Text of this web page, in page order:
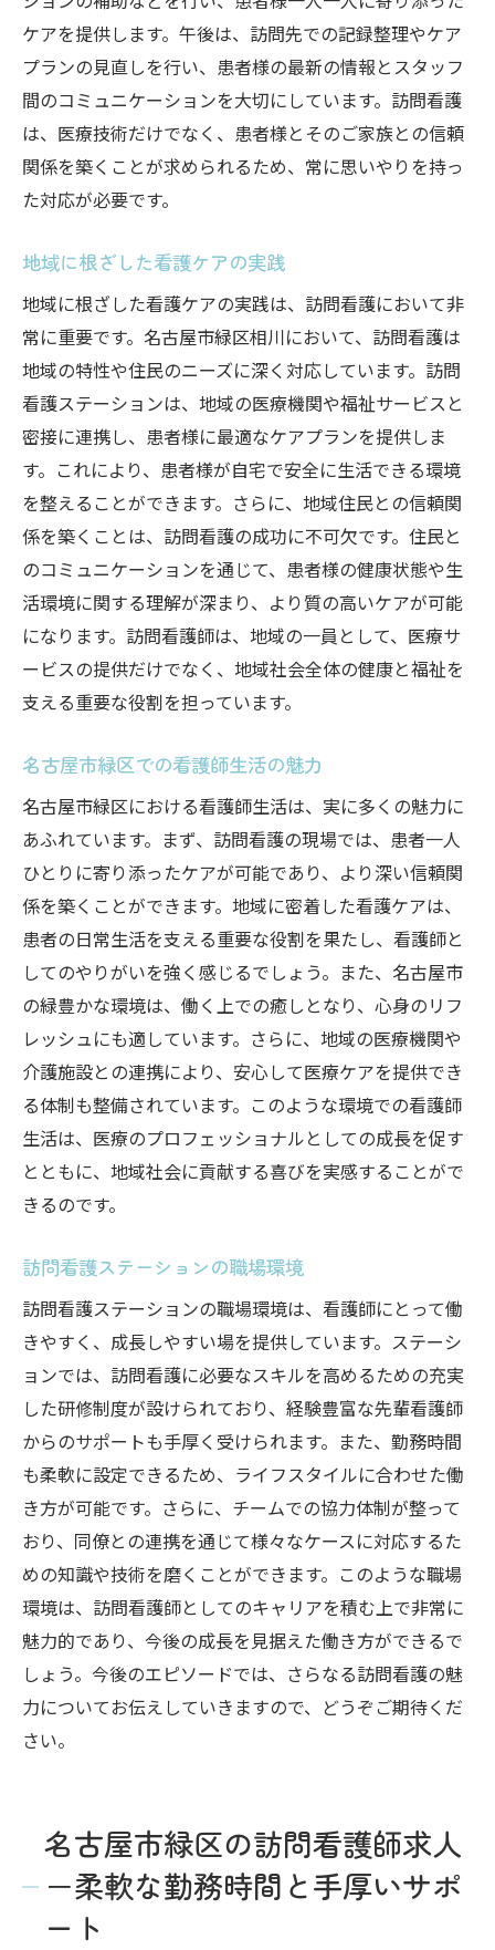
ケアを提供します。午後は、訪問先での記録整理やケア
プランの見直しを行い、患者様の最新の情報とスタッフ
間のコミュニケーションを大切にしています。訪問看護
は、医療技術だけでなく、患者様とそのご家族との信頼
関係を築くことが求められるため、常に思いやりを持っ
た対応が必要です。
地域に根ざした看護ケアの実践
地域に根ざした看護ケアの実践は、訪問看護において非
常に重要です。名古屋市緑区相川において、訪問看護は
地域の特性や住民のニーズに深く対応しています。訪問
看護ステーションは、地域の医療機関や福祉サービスと
密接に連携し、患者様に最適なケアプランを提供しま
す。これにより、患者様が自宅で安全に生活できる環境
を整えることができます。さらに、地域住民との信頼関
係を築くことは、訪問看護の成功に不可欠です。住民と
のコミュニケーションを通じて、患者様の健康状態や生
活環境に関する理解が深まり、より質の高いケアが可能
になります。訪問看護師は、地域の一員として、医療サ
ービスの提供だけでなく、地域社会全体の健康と福祉を
支える重要な役割を担っています。
名古屋市緑区での看護師生活の魅力
名古屋市緑区における看護師生活は、実に多くの魅力に
あふれています。まず、訪問看護の現場では、患者一人
ひとりに寄り添ったケアが可能であり、より深い信頼関
係を築くことができます。地域に密着した看護ケアは、
患者の日常生活を支える重要な役割を果たし、看護師と
してのやりがいを強く感じるでしょう。また、名古屋市
の緑豊かな環境は、働く上での癒しとなり、心身のリフ
レッシュにも適しています。さらに、地域の医療機関や
介護施設との連携により、安心して医療ケアを提供でき
る体制も整備されています。このような環境での看護師
生活は、医療のプロフェッショナルとしての成長を促す
とともに、地域社会に貢献する喜びを実感することがで
きるのです。
訪問看護ステーションの職場環境
訪問看護ステーションの職場環境は、看護師にとって働
きやすく、成長しやすい場を提供しています。ステーシ
ョンでは、訪問看護に必要なスキルを高めるための充実
した研修制度が設けられており、経験豊富な先輩看護師
からのサポートも手厚く受けられます。また、勤務時間
も柔軟に設定できるため、ライフスタイルに合わせた働
き方が可能です。さらに、チームでの協力体制が整って
おり、同僚との連携を通じて様々なケースに対応するた
めの知識や技術を磨くことができます。このような職場
環境は、訪問看護師としてのキャリアを積む上で非常に
魅力的であり、今後の成長を見据えた働き方ができるで
しょう。今後のエピソードでは、さらなる訪問看護の魅
力についてお伝えしていきますので、どうぞご期待くだ
さい。
名古屋市緑区の訪問看護師求人
－柔軟な勤務時間と手厚いサポ
ート